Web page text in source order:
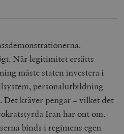
När legitimitet ersätts
måste staten investera i
personalutbildning
kräver pengar – vilket det
Iran har ont om.
binds i regimens egen